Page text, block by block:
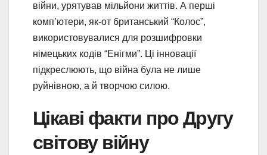
війни, урятував мільйони життів. А перші
комп’ютери, як-от британський “Колос”,
використовувалися для розшифровки
німецьких кодів “Енігми”. Ці інновації
підкреслюють, що війна була не лише
руйнівною, а й творчою силою.
Цікаві факти про Другу
світову війну